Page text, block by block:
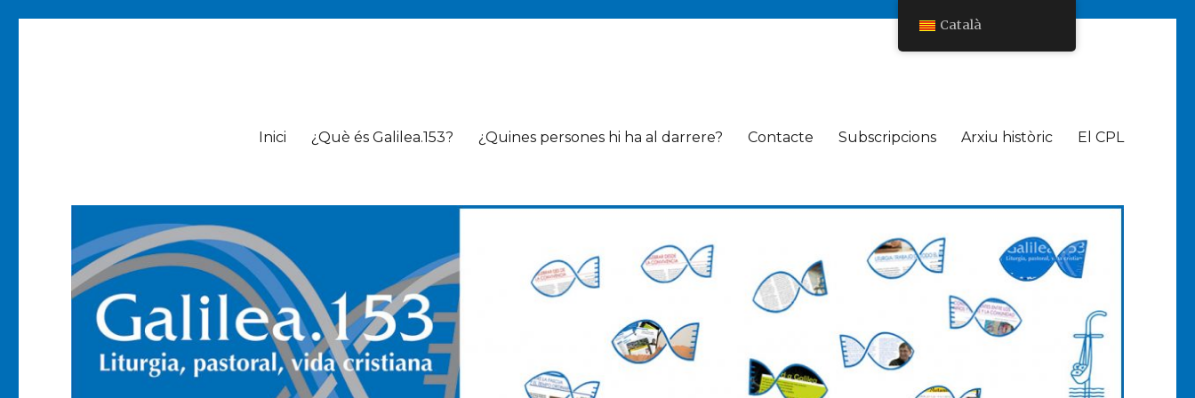
Inici ¿Què és Galilea.153? ¿Quines persones hi ha al darrere? Contacte Subscripcions Arxiu històric El CPL
Català